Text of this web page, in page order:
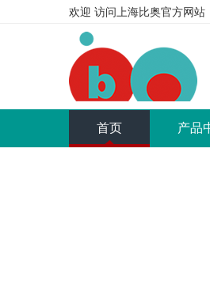
欢迎 访问上海比奥官方网站
首页(current) 产品